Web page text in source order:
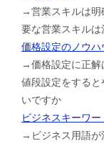
→営業スキルは明
要な営業スキル
価格設定のノウハ
→価格設定に正解
値段設定をする
いですか
ビジネスキーワー
→ビジネス用語が